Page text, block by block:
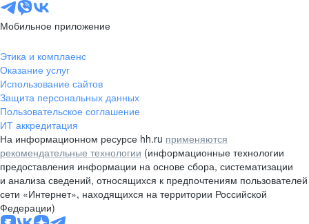
Мобильное приложение
Этика и комплаенс
Оказание услуг
Использование сайтов
Защита персональных данных
Пользовательское соглашение
ИТ аккредитация
На информационном ресурсе hh.ru применяются
рекомендательные технологии (информационные технологии
предоставления информации на основе сбора, систематизации
и анализа сведений, относящихся к предпочтениям пользователей
сети «Интернет», находящихся на территории Российской
Федерации)